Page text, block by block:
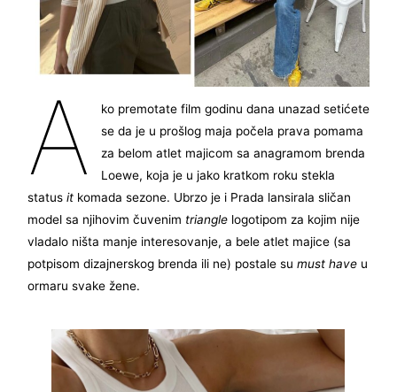
A
ko premotate film godinu dana unazad setićete
se da je u prošlog maja počela prava pomama
za belom atlet majicom sa anagramom brenda
Loewe, koja je u jako kratkom roku stekla
statusit komada sezone. Ubrzo je i Prada lansirala sličan
model sa njihovim čuvenim triangle logotipom za kojim nije
vladalo ništa manje interesovanje, a bele atlet majice (sa
potpisom dizajnerskog brenda ili ne) postale sumust have u
ormaru svake žene.